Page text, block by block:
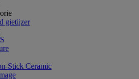
gietijzer
Stick Ceramic